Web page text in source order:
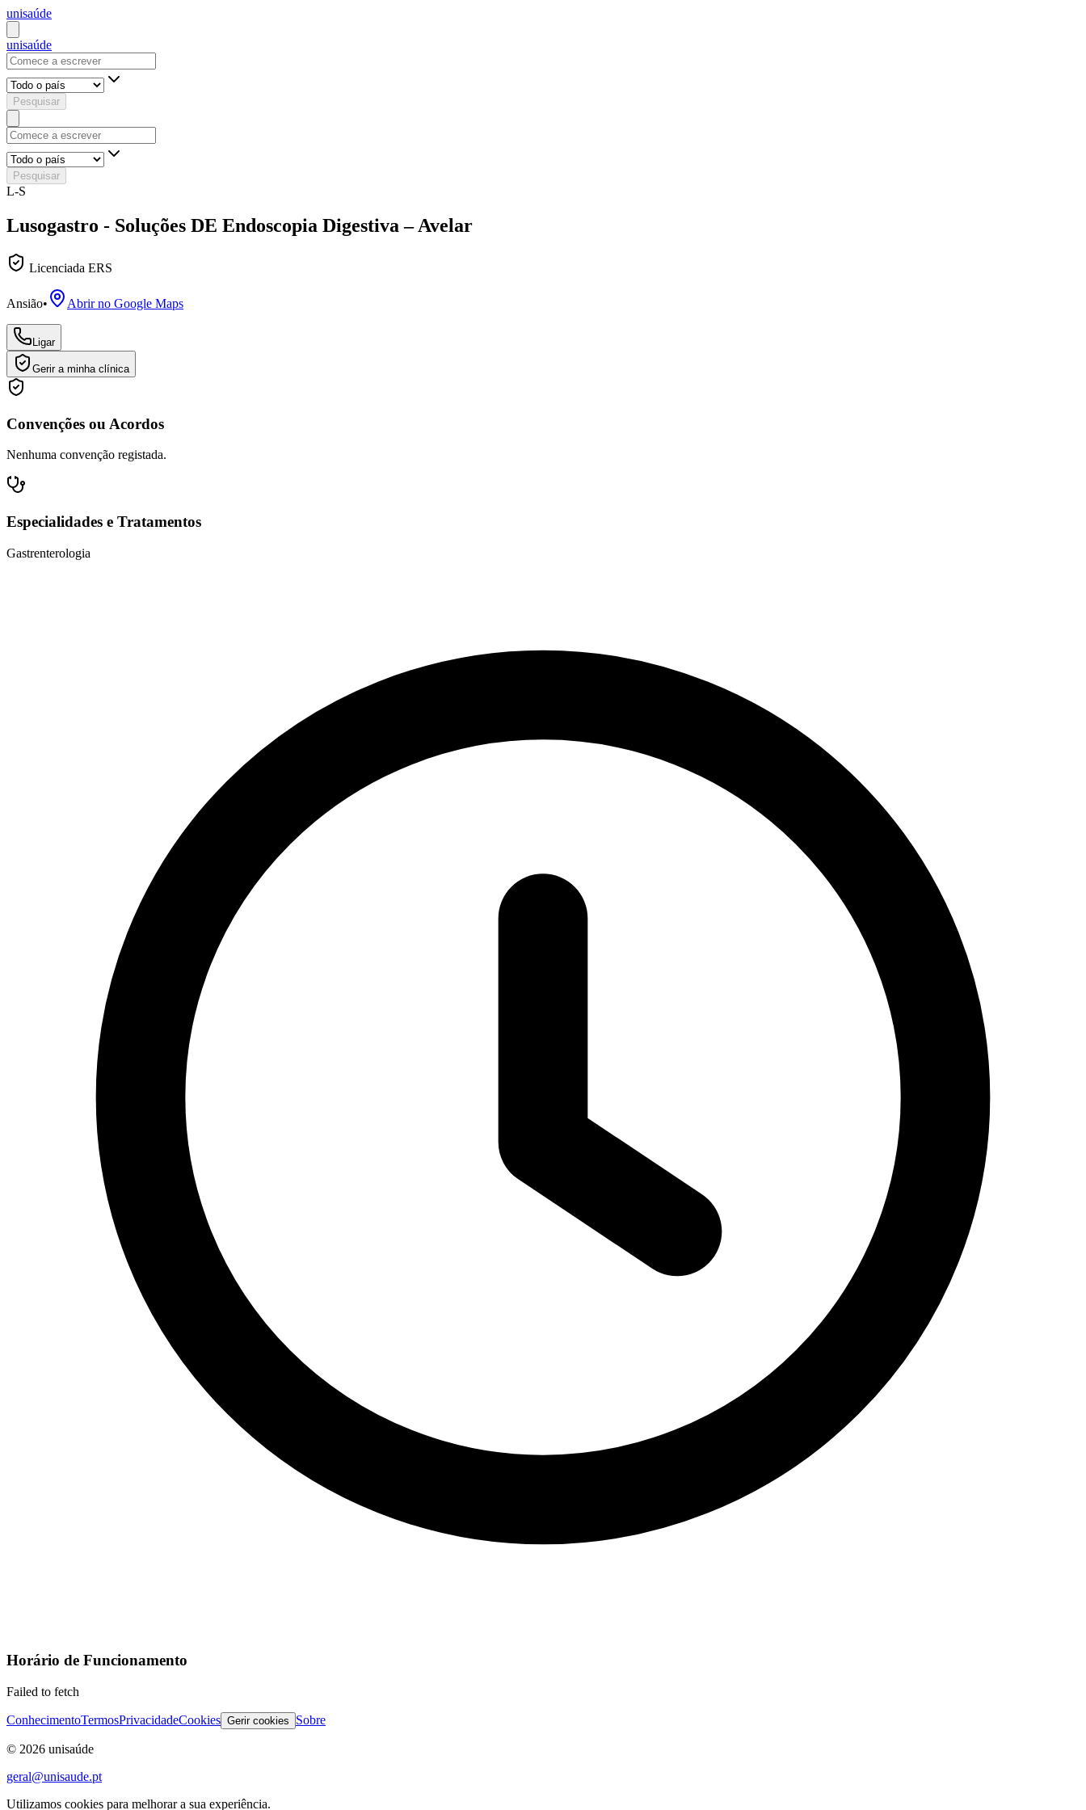
unisaúde
unisaúde
Pesquisar
Pesquisar
L-S
Lusogastro - Soluções DE Endoscopia Digestiva – Avelar
Licenciada ERS
Ansião• Abrir no Google Maps
Ligar
Gerir a minha clínica
Convenções ou Acordos
Nenhuma convenção registada.
Especialidades e Tratamentos
Gastrenterologia
Horário de Funcionamento
Failed to fetch
ConhecimentoTermosPrivacidadeCookies Gerir cookies Sobre
© 2026 unisaúde
geral@unisaude.pt
Utilizamos cookies para melhorar a sua experiência.